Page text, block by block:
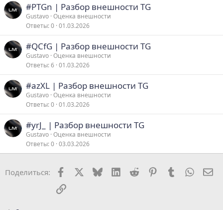
#PTGn | Разбор внешности TG
Gustavo Оценка внешности
Ответы 0 01.03.2026
#QCfG | Разбор внешности TG
Gustavo Оценка внешности
Ответы 6 01.03.2026
#azXL | Разбор внешности TG
Gustavo Оценка внешности
Ответы 0 01.03.2026
#yrJ_ | Разбор внешности TG
Gustavo Оценка внешности
Ответы 0 03.03.2026
Поделиться: Facebook BlueskyLinkedIn
Reddit PinterestTumblr
Ссылка